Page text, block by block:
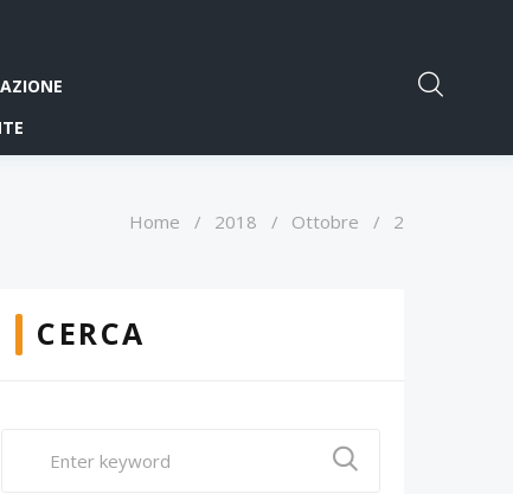
Home / 2018 / Ottobre / 2
CERCA